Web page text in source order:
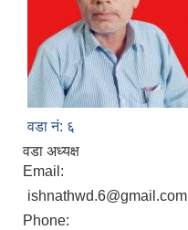
वडा नं: ६
वडा अध्यक्ष
Email:
ishnathwd.6@gmail.com
Phone: